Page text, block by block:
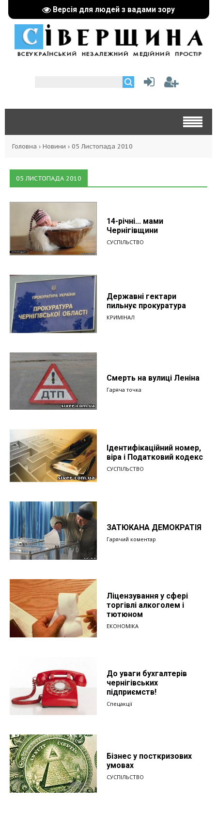
Версія для людей з вадами зору
Головна › Новини › 05 Листопада 2010
05 ЛИСТОПАДА 2010
14-річні... мами
Чернігівщини
СУСПІЛЬСТВО
Державні гектари
пильнує прокуратура
КРИМІНАЛ
Смерть на вулиці Леніна
Гаряча точка
Ідентифікаційний номер,
віра і Податковий кодекс
СУСПІЛЬСТВО
ЗАТЮКАНА ДЕМОКРАТІЯ
Гарячий коментар
Ліцензування у сфері
торгівлі алкоголем і
тютюном
ЕКОНОМІКА
До уваги бухгалтерів
чернігівських
підприємств!
Спецакції
Бізнес у посткризових
умовах
СУСПІЛЬСТВО